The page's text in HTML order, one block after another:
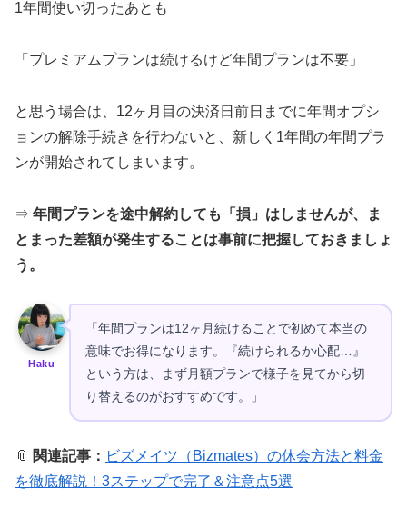
1年間使い切ったあとも
「プレミアムプランは続けるけど年間プランは不要」
と思う場合は、12ヶ月目の決済日前日までに年間オプシ
ョンの解除手続きを行わないと、新しく1年間の年間プラ
ンが開始されてしまいます。
⇒ 年間プランを途中解約しても「損」はしませんが、ま
とまった差額が発生することは事前に把握しておきましょ
う。
Haku
「年間プランは12ヶ月続けることで初めて本当の
意味でお得になります。『続けられるか心配…』
という方は、まず月額プランで様子を見てから切
り替えるのがおすすめです。」
📎 関連記事： ビズメイツ（Bizmates）の休会方法と料金
を徹底解説！3ステップで完了＆注意点5選